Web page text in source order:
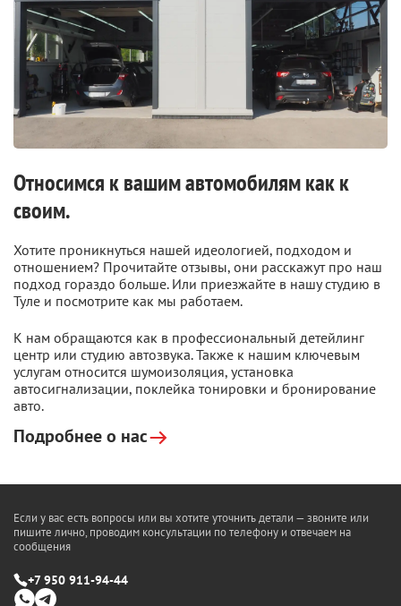
Относимся к вашим автомобилям как к
своим.
Хотите проникнуться нашей идеологией, подходом и
отношением? Прочитайте отзывы, они расскажут про наш
подход гораздо больше. Или приезжайте в нашу студию в
Туле и посмотрите как мы работаем.
К нам обращаются как в профессиональный детейлинг
центр или студию автозвука. Также к нашим ключевым
услугам относится шумоизоляция, установка
автосигнализации, поклейка тонировки и бронирование
авто.
Подробнее о нас
Если у вас есть вопросы или вы хотите уточнить детали — звоните или
пишите лично, проводим консультации по телефону и отвечаем на
сообщения
+7 950 911-94-44